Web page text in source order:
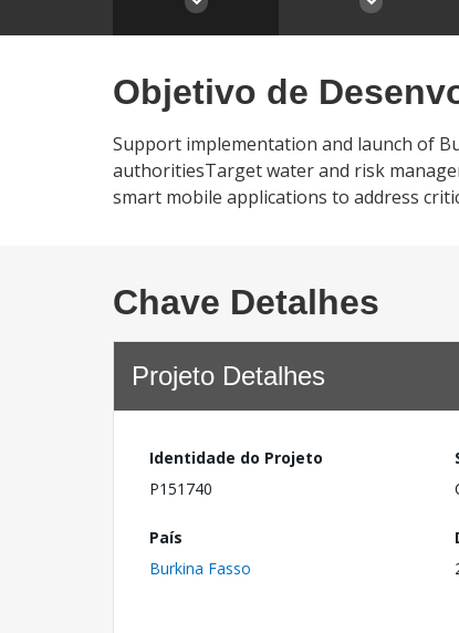
Objetivo de
Support implementation and launch of
authoritiesTarget water and risk
smart mobile applications to address
Chave Detalhes
Projeto Detalhes
Identidade do Projeto
P151740
País
Burkina Fasso